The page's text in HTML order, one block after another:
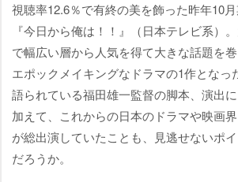
視聴率12.6％で有終の美を飾った昨年10
『今日から俺は！！』（日本テレビ系）
で幅広い層から人気を得て大きな話題を
エポックメイキングなドラマの1作となっ
語られている福田雄一監督の脚本、演出
加えて、これからの日本のドラマや映画
が総出演していたことも、見逃せないポ
だろうか。